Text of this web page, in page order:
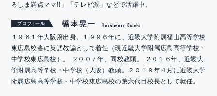
ろしま満点ママ!!」「テレビ派」などで活躍中。
１９６１年大阪府出身。１９９６年に、近畿大学附属福山高等学校
東広島校舎に英語教諭として着任（現近畿大学附属広島高等学校・
中学校東広島校）。 ２００７年、同校教頭。 ２０１６年、近畿大
学附属高等学校・中学校（大阪）教頭。２０１９年４月に近畿大学
附属広島高等学校・中学校東広島校の第六代目校長として就任。